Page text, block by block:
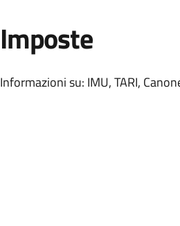
Imposte
Dettagli della
Informazioni su: IMU, TARI,